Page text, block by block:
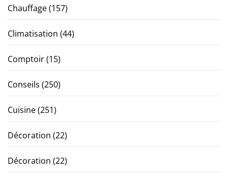
Chauffage(157)
Climatisation (44)
Comptoir(15)
Conseils (250)
Cuisine(251)
Décoration (22)
Décoration (22)